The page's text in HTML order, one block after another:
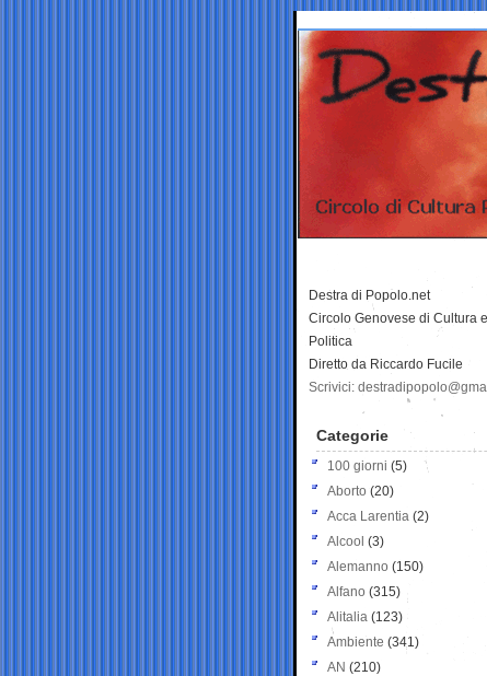
Destra di Popolo.net
Circolo Genovese di Cultura e
Politica
Diretto da Riccardo Fucile
Scrivici:
Categorie
100 giorni (5)
Aborto (20)
Acca Larentia (2)
Alcool (3)
Alemanno (150)
Alfano (315)
Alitalia (123)
Ambiente (341)
AN (210)